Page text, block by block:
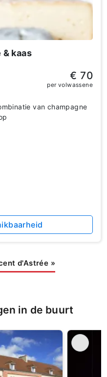
kaas
van champagne
€ 70
per volwassene
d'Astrée »
in de buurt